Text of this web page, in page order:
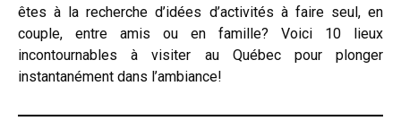
êtes à la recherche d’idées d’activités à faire seul, en
couple, entre amis ou en famille? Voici 10 lieux
incontournables à visiter au Québec pour plonger
instantanément dans l’ambiance!